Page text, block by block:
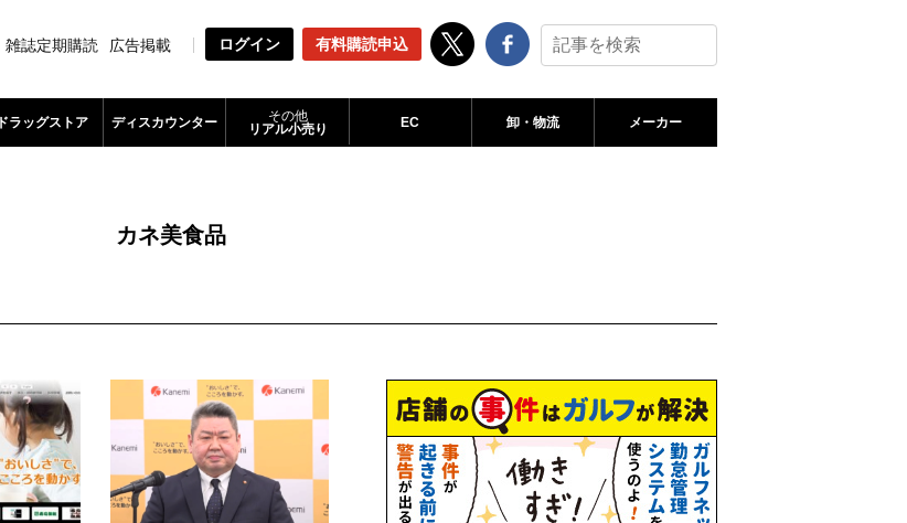
雑誌定期購読 広告掲載 ログイン 有料購読申込
ドラッグストア ディスカウンター
その他
リアル小売り
EC 卸・物流 メーカー
カネ美食品